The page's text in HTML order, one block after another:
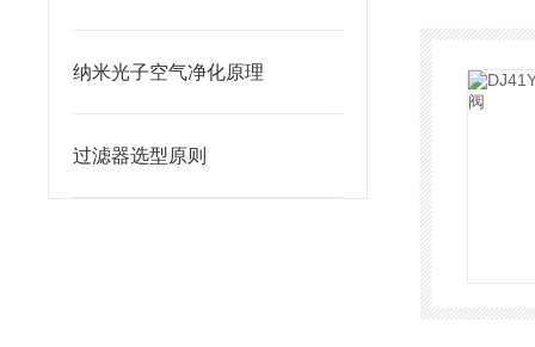
纳米光子空气净化原理
过滤器选型原则